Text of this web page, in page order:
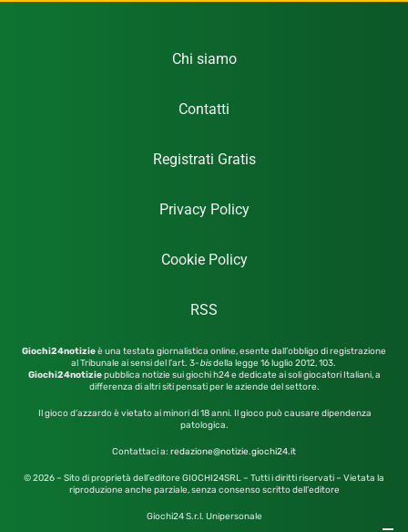
Chi siamo
Contatti
Registrati Gratis
Privacy Policy
Cookie Policy
RSS
Giochi24notizieè una testata giornalistica online, esente dall’obbligo di registrazione
al Tribunale ai sensi del l’art. 3-bisdella legge 16 luglio 2012,103.
Giochi24notiziepubblica notizie sui giochi h24 e dedicate ai soli giocatori Italiani, a
differenza di altri siti pensati per le aziende del settore.
Il gioco d’azzardo è vietato ai minori di 18 anni. Il gioco può causare dipendenza
patologica.
Contattaci a: redazione@notizie.giochi24.it
© 2026 – Sito di proprietà dell’editore GIOCHI24SRL – Tutti i diritti riservati – Vietata la
riproduzione anche parziale, senza consenso scritto dell’editore
Giochi24 S.r.l. Unipersonale